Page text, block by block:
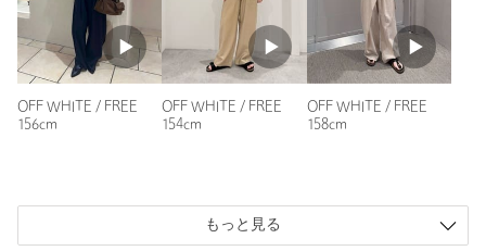
5人が参考になったと回答
参考になった
投稿日： 2026年4月29日
購入サイズ：FREE
｜
購入カラー：BLACK
OFF WHITE / FREE
156cm
OFF WHITE / FREE
154cm
OFF WHITE / FREE
158cm
もっと見る